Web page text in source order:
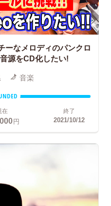
ーなメロディのパンクロ
源をCD化したい!
音楽
在
円
終了
2021/10/12